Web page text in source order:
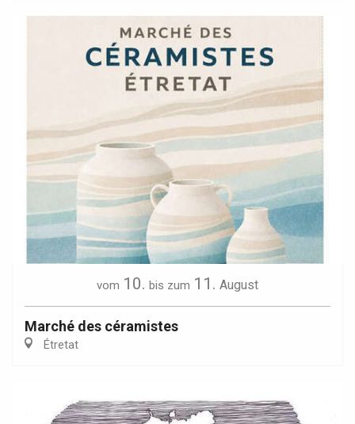
vom 10. bis zum 11. August
Marché des céramistes
Étretat